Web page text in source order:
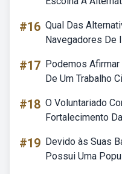
#16 Qual Das
Navegadores De
#17 Podemos
De Um Trabalho
#18 O Voluntariado
Fortalecimento
#19 Devido às Suas
Possui Uma